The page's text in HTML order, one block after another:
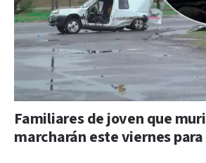
Familiares de joven que
marcharán este viernes